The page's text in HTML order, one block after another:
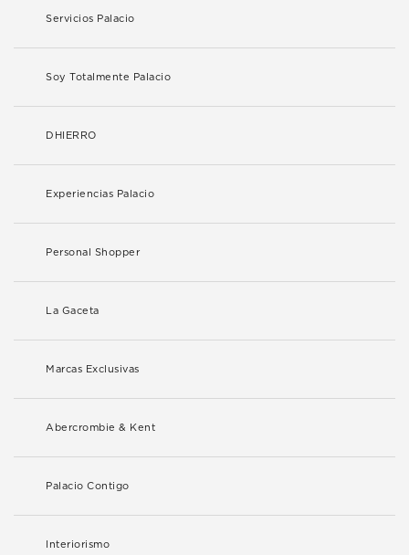
Servicios Palacio
Soy Totalmente Palacio
DHIERRO
Experiencias Palacio
Personal Shopper
La Gaceta
Marcas Exclusivas
Abercrombie & Kent
Palacio Contigo
Interiorismo